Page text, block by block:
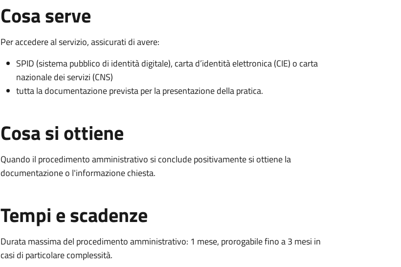
Cosa serve
Per accedere al servizio, assicurati di avere:
SPID (sistema pubblico di identità digitale), carta d’identità elettronica (CIE) o carta
nazionale dei servizi (CNS)
tutta la documentazione prevista per la presentazione della pratica.
Cosa si ottiene
Quando il procedimento amministrativo si conclude positivamente si ottiene la
documentazione o l'informazione chiesta.
Tempi e scadenze
Durata massima del procedimento amministrativo: 1 mese, prorogabile fino a 3 mesi in
casi di particolare complessità.